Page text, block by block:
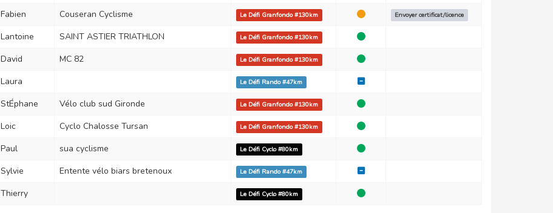
Fabien Couseran Cyclisme Le Défi Granfondo #130km Envoyer certificat/licence
Lantoine SAINT ASTIER TRIATHLON Le Défi Granfondo #130km
David MC 82 Le Défi Granfondo #130km
Laura Le Défi Rando #47km
StÉphane Vélo club sud Gironde Le Défi Granfondo #130km
Loic Cyclo Chalosse Tursan Le Défi Granfondo #130km
Paul sua cyclisme Le Défi Cyclo #80km
Sylvie Entente vélo biars bretenoux Le Défi Rando #47km
Thierry Le Défi Cyclo #80km